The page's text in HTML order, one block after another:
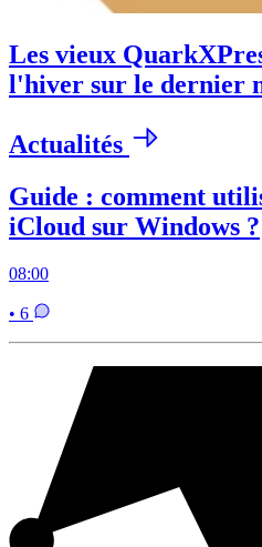
Les vieux
l'hiver sur le dernier
Actualités
Guide : comment
iCloud sur Windows ?
08:00
• 6